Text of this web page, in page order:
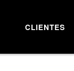
CLIENTES